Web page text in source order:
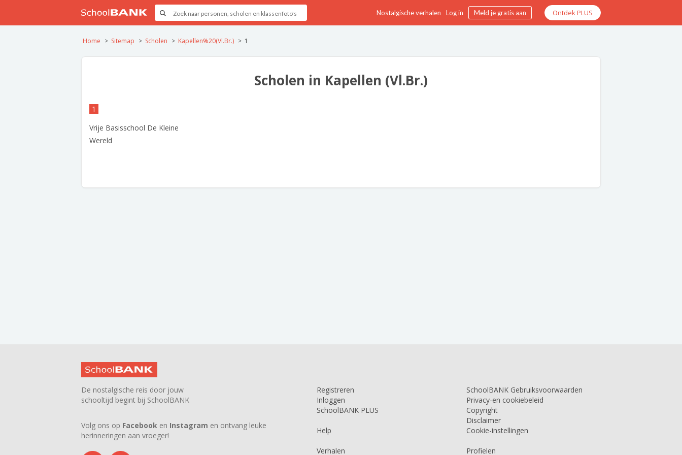
Nostalgische verhalen Log in Meld je gratis aan Ontdek PLUS
Home Sitemap Scholen Kapellen%20(Vl.Br.) 1
Scholen in Kapellen (Vl.Br.)
1
Vrije Basisschool De Kleine
Wereld
De nostalgische reis door jouw
schooltijd begint bij SchoolBANK
Volg ons op Facebook en Instagram en ontvang leuke
herinneringen aan vroeger!
Registreren
Inloggen
SchoolBANK PLUS
Help
Verhalen
SchoolBANK Gebruiksvoorwaarden
Privacy-en cookiebeleid
Copyright
Disclaimer
Cookie-instellingen
Profielen